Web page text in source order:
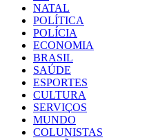
NATAL
POLÍTICA
POLÍCIA
ECONOMIA
BRASIL
SAÚDE
ESPORTES
CULTURA
SERVIÇOS
MUNDO
COLUNISTAS